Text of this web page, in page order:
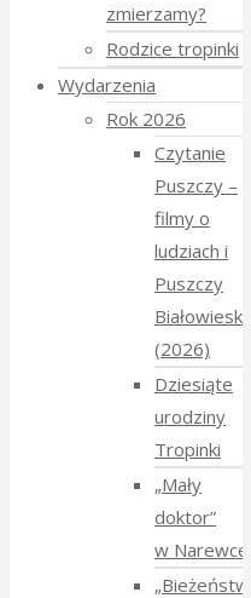
zmierzamy?
Rodzice tropinki
Wydarzenia
Rok 2026
Czytanie
Puszczy –
filmy o
ludziach i
Puszczy
Białowieskiej
(2026)
Dziesiąte
urodziny
Tropinki
„Mały
doktor”
w Narewce
„Bieżeństwo